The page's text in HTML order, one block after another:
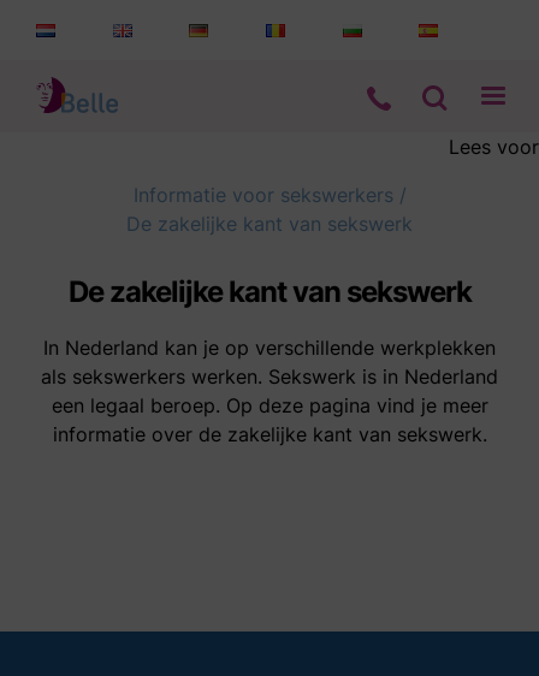
Lees voor
Contact
Informatie voor sekswerkers /
De zakelijke kant van sekswerk
De zakelijke kant van sekswerk
In Nederland kan je op verschillende werkplekken
als sekswerkers werken. Sekswerk is in Nederland
een legaal beroep. Op deze pagina vind je meer
informatie over de zakelijke kant van sekswerk.